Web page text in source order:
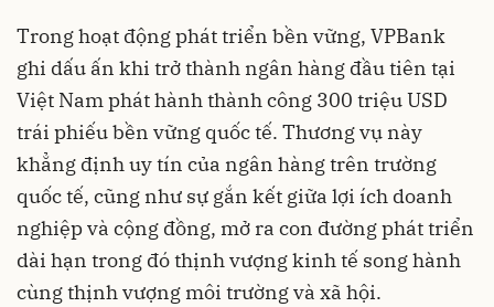
Trong hoạt động phát triển bền vững, VPBank
ghi dấu ấn khi trở thành ngân hàng đầu tiên tại
Việt Nam phát hành thành công 300 triệu USD
trái phiếu bền vững quốc tế. Thương vụ này
khẳng định uy tín của ngân hàng trên trường
quốc tế, cũng như sự gắn kết giữa lợi ích doanh
nghiệp và cộng đồng, mở ra con đường phát triển
dài hạn trong đó thịnh vượng kinh tế song hành
cùng thịnh vượng môi trường và xã hội.